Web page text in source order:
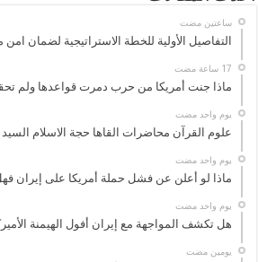
‏ساعتين مضت
التفاصيل الأولية للخطة الاستراتيجية لضمان
ماذا جنت أمريكا من حرب دمرت قواعدها ولم
‏يوم واحد مضت
علوم القرآن محاضرات القاها حجة الاسلام
‏يوم واحد مضت
ماذا لو أعلن عن فشل حملة أمريكا على إيران
‏يوم واحد مضت
هل تكشف المواجهة مع إيران أفول الهيمنة
‏يومين مضت